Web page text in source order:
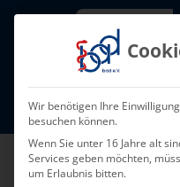
Skip
Fort- und
Wir benötigen Ihre
besuchen können.
Wenn Sie unter 16 Jahre alt
Services geben möchten,
um Erlaubnis bitten.